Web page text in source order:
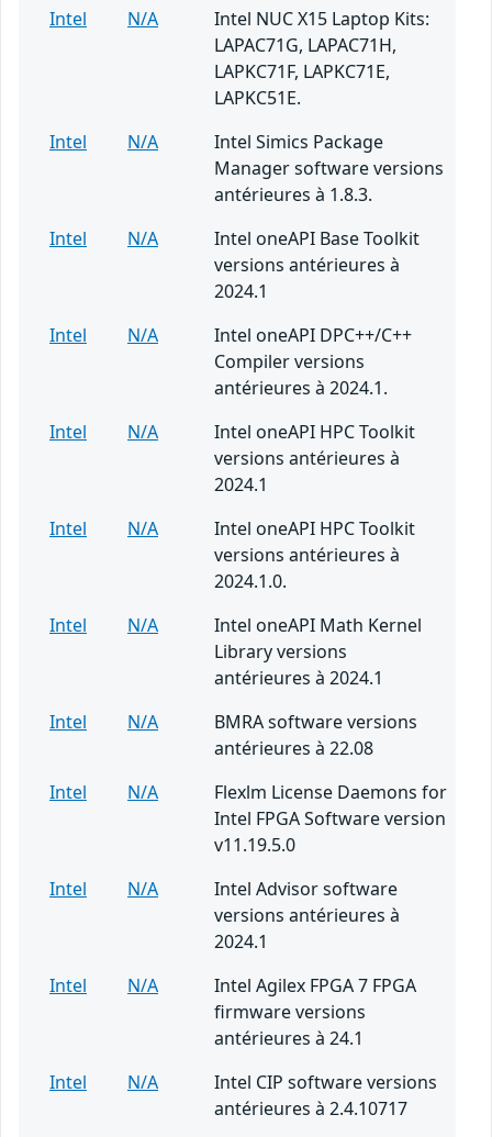
Intel
N/A
Intel NUC X15 Laptop Kits:
LAPAC71G, LAPAC71H,
LAPKC71F, LAPKC71E,
LAPKC51E.
Intel
N/A
Intel Simics Package
Manager software versions
antérieures à 1.8.3.
Intel
N/A
Intel oneAPI Base Toolkit
versions antérieures à
2024.1
Intel
N/A
Intel oneAPI DPC++/C++
Compiler versions
antérieures à 2024.1.
Intel
N/A
Intel oneAPI HPC Toolkit
versions antérieures à
2024.1
Intel
N/A
Intel oneAPI HPC Toolkit
versions antérieures à
2024.1.0.
Intel
N/A
Intel oneAPI Math Kernel
Library versions
antérieures à 2024.1
Intel
N/A
BMRA software versions
antérieures à 22.08
Intel
N/A
Flexlm License Daemons for
Intel FPGA Software version
v11.19.5.0
Intel
N/A
Intel Advisor software
versions antérieures à
2024.1
Intel
N/A
Intel Agilex FPGA 7 FPGA
firmware versions
antérieures à 24.1
Intel
N/A
Intel CIP software versions
antérieures à 2.4.10717